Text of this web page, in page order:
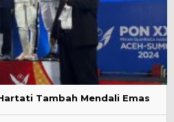
Tambah Mendali Emas